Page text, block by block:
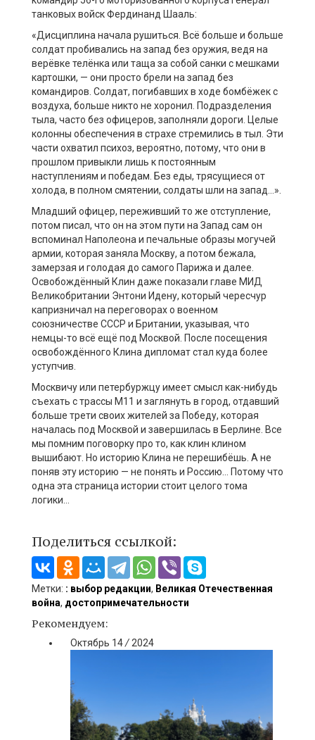
танковых войск Фердинанд Шааль:
«Дисциплина начала рушиться. Всё больше и больше
солдат пробивались на запад без оружия, ведя на
верёвке телёнка или таща за собой санки с мешками
картошки, — они просто брели на запад без
командиров. Солдат, погибавших в ходе бомбёжек с
воздуха, больше никто не хоронил. Подразделения
тыла, часто без офицеров, заполняли дороги. Целые
колонны обеспечения в страхе стремились в тыл. Эти
части охватил психоз, вероятно, потому, что они в
прошлом привыкли лишь к постоянным
наступлениям и победам. Без еды, трясущиеся от
холода, в полном смятении, солдаты шли на запад…».
Младший офицер, переживший то же отступление,
потом писал, что он на этом пути на Запад сам он
вспоминал Наполеона и печальные образы могучей
армии, которая заняла Москву, а потом бежала,
замерзая и голодая до самого Парижа и далее.
Освобождённый Клин даже показали главе МИД
Великобритании Энтони Идену, который чересчур
капризничал на переговорах о военном
союзничестве СССР и Британии, указывая, что
немцы-то всё ещё под Москвой. После посещения
освобождённого Клина дипломат стал куда более
уступчив.
Москвичу или петербуржцу имеет смысл как-нибудь
съехать с трассы М11 и заглянуть в город, отдавший
больше трети своих жителей за Победу, которая
началась под Москвой и завершилась в Берлине. Все
мы помним поговорку про то, как клин клином
вышибают. Но историю Клина не перешибёшь. А не
поняв эту историю — не понять и Россию… Потому что
одна эта страница истории стоит целого тома
логики…
Поделиться ссылкой:
Метки: : выбор редакции, Великая Отечественная
война, достопримечательности
Рекомендуем:
Октябрь 14/ 2024